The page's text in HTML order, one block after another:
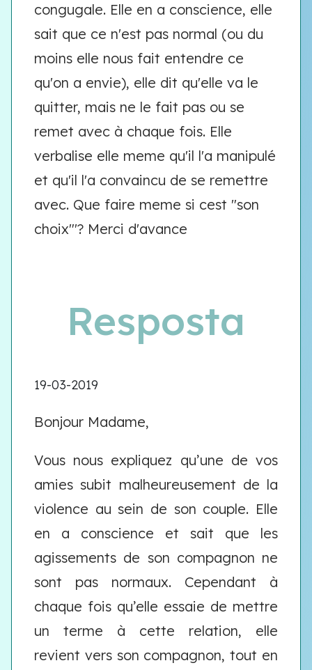
congugale. Elle en a conscience, elle
sait que ce n'est pas normal (ou du
moins elle nous fait entendre ce
qu'on a envie), elle dit qu'elle va le
quitter, mais ne le fait pas ou se
remet avec à chaque fois. Elle
verbalise elle meme qu'il l'a manipulé
et qu'il l'a convaincu de se remettre
avec. Que faire meme si cest "son
choix"'? Merci d'avance
Resposta
19-03-2019
Bonjour Madame,
Vous nous expliquez qu’une de vos
amies subit malheureusement de la
violence au sein de son couple. Elle
en a conscience et sait que les
agissements de son compagnon ne
sont pas normaux. Cependant à
chaque fois qu’elle essaie de mettre
un terme à cette relation, elle
revient vers son compagnon, tout en